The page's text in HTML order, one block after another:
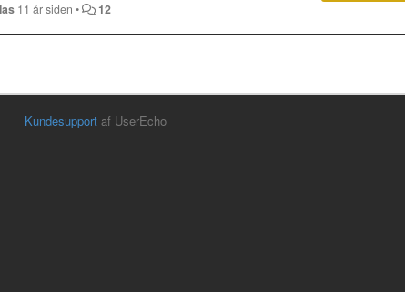
11 år siden • 12
Kundesupportaf UserEcho